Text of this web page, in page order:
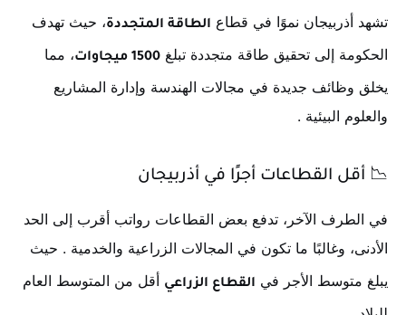
تشهد أذربيجان نموًا في قطاع الطاقة المتجددة، حيث تهدف
الحكومة إلى تحقيق طاقة متجددة تبلغ 1500 ميجاوات
، مما
يخلق وظائف جديدة في مجالات الهندسة وإدارة المشاريع
والعلوم البيئية .
📉 أقل القطاعات أجرًا في أذربيجان
في الطرف الآخر، تدفع بعض القطاعات رواتب أقرب إلى الحد
الأدنى، وغالبًا ما تكون في المجالات الزراعية والخدمية . حيث
يبلغ متوسط الأجر في القطاع الزراعي أقل من المتوسط العام